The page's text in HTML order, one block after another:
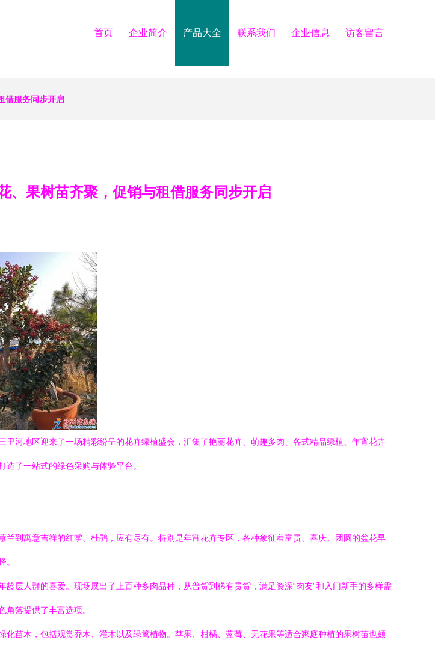
首页 企业简介 产品大全 联系我们 企业信息 访客留言
借服务同步开启
、果树苗齐聚，促销与租借服务同步开启
河地区迎来了一场精彩纷呈的花卉绿植盛会，汇集了艳丽花卉、萌趣多肉、各式精品绿植、年宵花卉
了一站式的绿色采购与体验平台。
兰到寓意吉祥的红掌、杜鹃，应有尽有。特别是年宵花卉专区，各种象征着富贵、喜庆、团圆的盆花早
。
层人群的喜爱。现场展出了上百种多肉品种，从普货到稀有贵货，满足资深“肉友”和入门新手的多样需
落提供了丰富选项。
化苗木，包括观赏乔木、灌木以及绿篱植物。苹果、柑橘、蓝莓、无花果等适合家庭种植的果树苗也颇